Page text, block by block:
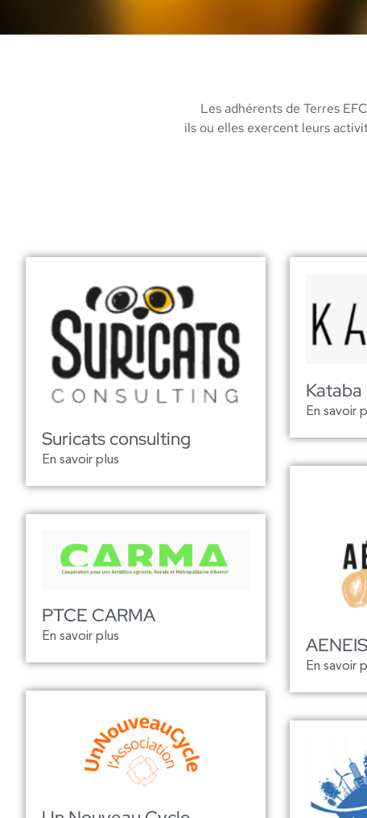
Les adhérents de Terres
ils ou elles exercent leurs
Suricats consulting
En savoir plus
Kataba
En savoir
PTCE CARMA
En savoir plus AENEIS
En savoir